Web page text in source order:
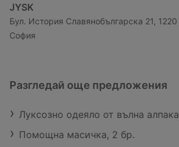
JYSK
Бул. История Славянобългарска 21, 1220
София
Разгледай още предложения
Луксозно одеяло от вълна алпака
Помощна масичка, 2 бр.